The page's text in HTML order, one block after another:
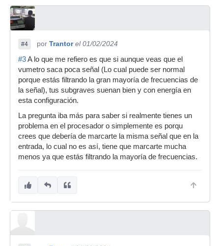
#4 por Trantor el 01/02/2024
#3A lo que me refiero es que si aunque veas que el
vumetro saca poca señal (Lo cual puede ser normal
porque estás filtrando la gran mayoría de frecuencias de
la señal), tus subgraves suenan bien y con energía en
esta configuración.
La pregunta iba más para saber si realmente tienes un
problema en el procesador o simplemente es porqu
crees que debería de marcarte la misma señal que en la
entrada, lo cual no es así, tiene que marcarte mucha
menos ya que estás filtrando la mayoría de frecuencias.